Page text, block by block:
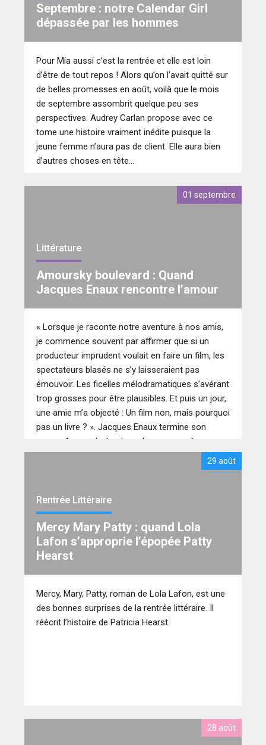
Septembre : notre Calendar Girl
dépassée par les hommes
Pour Mia aussi c’est la rentrée et elle est loin
d’être de tout repos ! Alors qu’on l’avait quitté sur
de belles promesses en août, voilà que le mois
de septembre assombrit quelque peu ses
perspectives. Audrey Carlan propose avec ce
tome une histoire vraiment inédite puisque la
jeune femme n’aura pas de client. Elle aura bien
d’autres choses en tête…
01 septembre
Littérature
Amoursky boulevard : Quand
Jacques Enaux rencontre l’amour
« Lorsque je raconte notre aventure à nos amis,
je commence souvent par affirmer que si un
producteur imprudent voulait en faire un film, les
spectateurs blasés ne s’y laisseraient pas
émouvoir. Les ficelles mélodramatiques s’avérant
trop grosses pour être plausibles. Et puis un jour,
une amie m’a objecté : Un film non, mais pourquoi
pas un livre ? ». Jacques Enaux termine son
roman Amoursky boulevard par ses mots
comme pour prévenir son lectorat. L’histoire qu’il
raconte est en effet la sienne et les éditions de la
Ce conducteur de train dévoile une épopée
incroyablement drôle et romantique comme pour
nous rappeler que les contes de fées peuvent
exister.
29 août
Rentrée Littéraire
Mercy Mary Patty : quand Lola
Lafon s’approprie l’épopée Patty
Hearst
Mercy, Mary, Patty, roman de Lola Lafon, est une
des bonnes surprises de la rentrée littéraire. Il
réécrit l’histoire de Patricia Hearst.
28 août